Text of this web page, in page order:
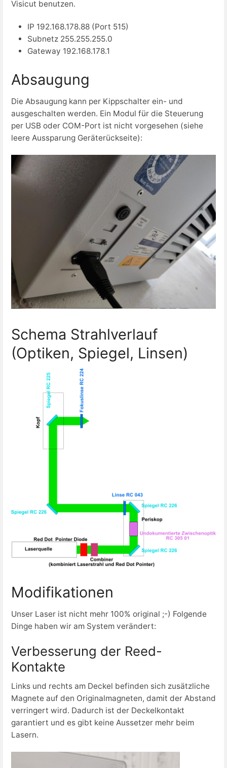
Visicut benutzen.
IP 192.168.178.88 (Port 515)
Subnetz 255.255.255.0
Gateway 192.168.178.1
Absaugung
Die Absaugung kann per Kippschalter ein- und
ausgeschalten werden. Ein Modul für die Steuerung
per USB oder COM-Port ist nicht vorgesehen (siehe
leere Aussparung Geräterückseite):
Schema Strahlverlauf
(Optiken, Spiegel, Linsen)
Modifikationen
Unser Laser ist nicht mehr 100% original ;-) Folgende
Dinge haben wir am System verändert:
Verbesserung der Reed-
Kontakte
Links und rechts am Deckel befinden sich zusätzliche
Magnete auf den Originalmagneten, damit der Abstand
verringert wird. Dadurch ist der Deckelkontakt
garantiert und es gibt keine Aussetzer mehr beim
Lasern.